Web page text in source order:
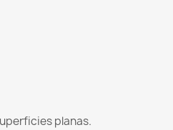
planas.